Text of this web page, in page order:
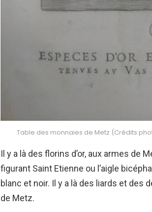
Table des monnaies de Metz (Crédits
Il y a là des florins d’or, aux armes de
figurant Saint Etienne ou l’aigle
blanc et noir. Il y a là des liards et des
de Metz.